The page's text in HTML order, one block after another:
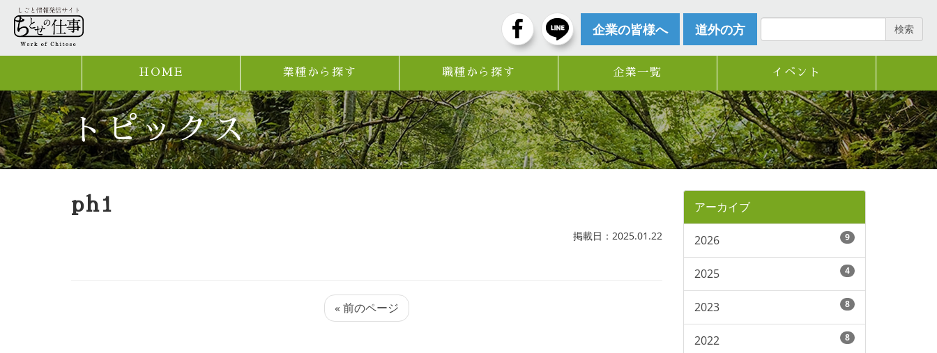
企業の皆様へ 道外の方 検索
HOME 業種から探す 職種から探す 企業一覧 イベント
トピックス
ph1
掲載日：2025.01.22
« 前のページ
アーカイブ
2026 9
2025 4
2023 8
2022 8